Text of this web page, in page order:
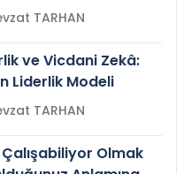
Prof.Dr. Nevzat TARHAN
ve Vicdani Zekâ:
Liderlik Modeli
Prof.Dr. Nevzat TARHAN
Olmak